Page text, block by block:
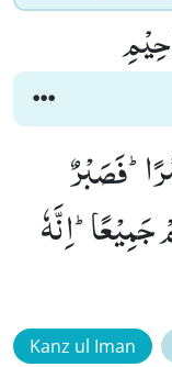
فَصَبْرٌ
جَمِیْعًاؕ-اِنَّهٗ
Kanz ul Iman